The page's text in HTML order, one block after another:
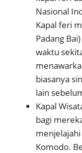
Nasional
Kapal feri
Padang
waktu
biasanya
lain
Kapal
bagi
Komodo.